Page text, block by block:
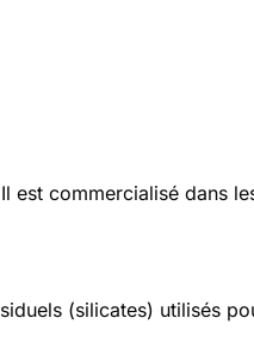
est commercialisé dans
(silicates) utilisés